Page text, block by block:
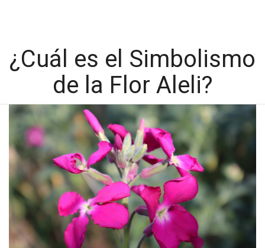
¿Cuál es el Simbolismo
de la Flor Aleli?